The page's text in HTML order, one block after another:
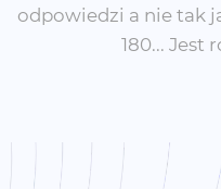
odpowiedzi a nie tak
180... Jest